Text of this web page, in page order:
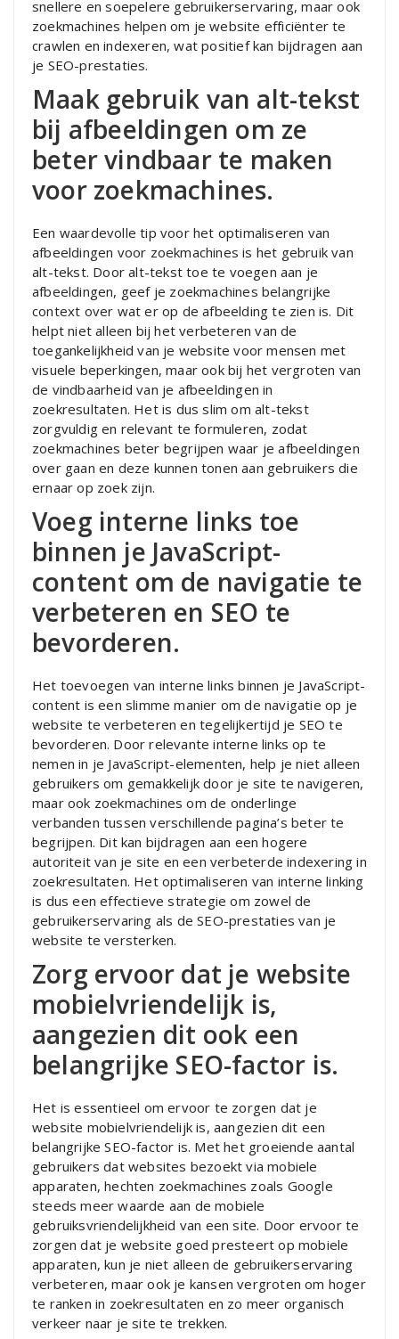
snellere en soepelere gebruikerservaring, maar ook
zoekmachines helpen om je website efficiënter te
crawlen en indexeren, wat positief kan bijdragen aan
je SEO-prestaties.
Maak gebruik van alt-tekst
bij afbeeldingen om ze
beter vindbaar te maken
voor zoekmachines.
Een waardevolle tip voor het optimaliseren van
afbeeldingen voor zoekmachines is het gebruik van
alt-tekst. Door alt-tekst toe te voegen aan je
afbeeldingen, geef je zoekmachines belangrijke
context over wat er op de afbeelding te zien is. Dit
helpt niet alleen bij het verbeteren van de
toegankelijkheid van je website voor mensen met
visuele beperkingen, maar ook bij het vergroten van
de vindbaarheid van je afbeeldingen in
zoekresultaten. Het is dus slim om alt-tekst
zorgvuldig en relevant te formuleren, zodat
zoekmachines beter begrijpen waar je afbeeldingen
over gaan en deze kunnen tonen aan gebruikers die
ernaar op zoek zijn.
Voeg interne links toe
binnen je JavaScript-
content om de navigatie te
verbeteren en SEO te
bevorderen.
Het toevoegen van interne links binnen je JavaScript-
content is een slimme manier om de navigatie op je
website te verbeteren en tegelijkertijd je SEO te
bevorderen. Door relevante interne links op te
nemen in je JavaScript-elementen, help je niet alleen
gebruikers om gemakkelijk door je site te navigeren,
maar ook zoekmachines om de onderlinge
verbanden tussen verschillende pagina’s beter te
begrijpen. Dit kan bijdragen aan een hogere
autoriteit van je site en een verbeterde indexering in
zoekresultaten. Het optimaliseren van interne linking
is dus een effectieve strategie om zowel de
gebruikerservaring als de SEO-prestaties van je
website te versterken.
Zorg ervoor dat je website
mobielvriendelijk is,
aangezien dit ook een
belangrijke SEO-factor is.
Het is essentieel om ervoor te zorgen dat je
website mobielvriendelijk is, aangezien dit een
belangrijke SEO-factor is. Met het groeiende aantal
gebruikers dat websites bezoekt via mobiele
apparaten, hechten zoekmachines zoals Google
steeds meer waarde aan de mobiele
gebruiksvriendelijkheid van een site. Door ervoor te
zorgen dat je website goed presteert op mobiele
apparaten, kun je niet alleen de gebruikerservaring
verbeteren, maar ook je kansen vergroten om hoger
te ranken in zoekresultaten en zo meer organisch
verkeer naar je site te trekken.